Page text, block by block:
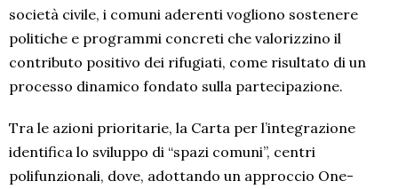
società civile, i comuni aderenti vogliono sostenere
politiche e programmi concreti che valorizzino il
contributo positivo dei rifugiati, come risultato di un
processo dinamico fondato sulla partecipazione.
Tra le azioni prioritarie, la Carta per l’integrazione
identifica lo sviluppo di “spazi comuni”, centri
polifunzionali, dove, adottando un approccio One-